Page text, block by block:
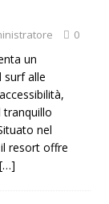
0
un
surf alle
tranquillo
nel
resort offre
[…]